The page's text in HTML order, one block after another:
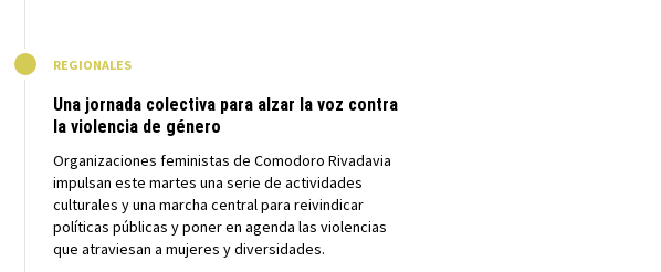
REGIONALES
Una jornada colectiva para alzar la voz contra
la violencia de género
Organizaciones feministas de Comodoro Rivadavia
impulsan este martes una serie de actividades
culturales y una marcha central para reivindicar
políticas públicas y poner en agenda las violencias
que atraviesan a mujeres y diversidades.